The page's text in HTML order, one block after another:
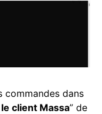
commandes dans
client Massa” de